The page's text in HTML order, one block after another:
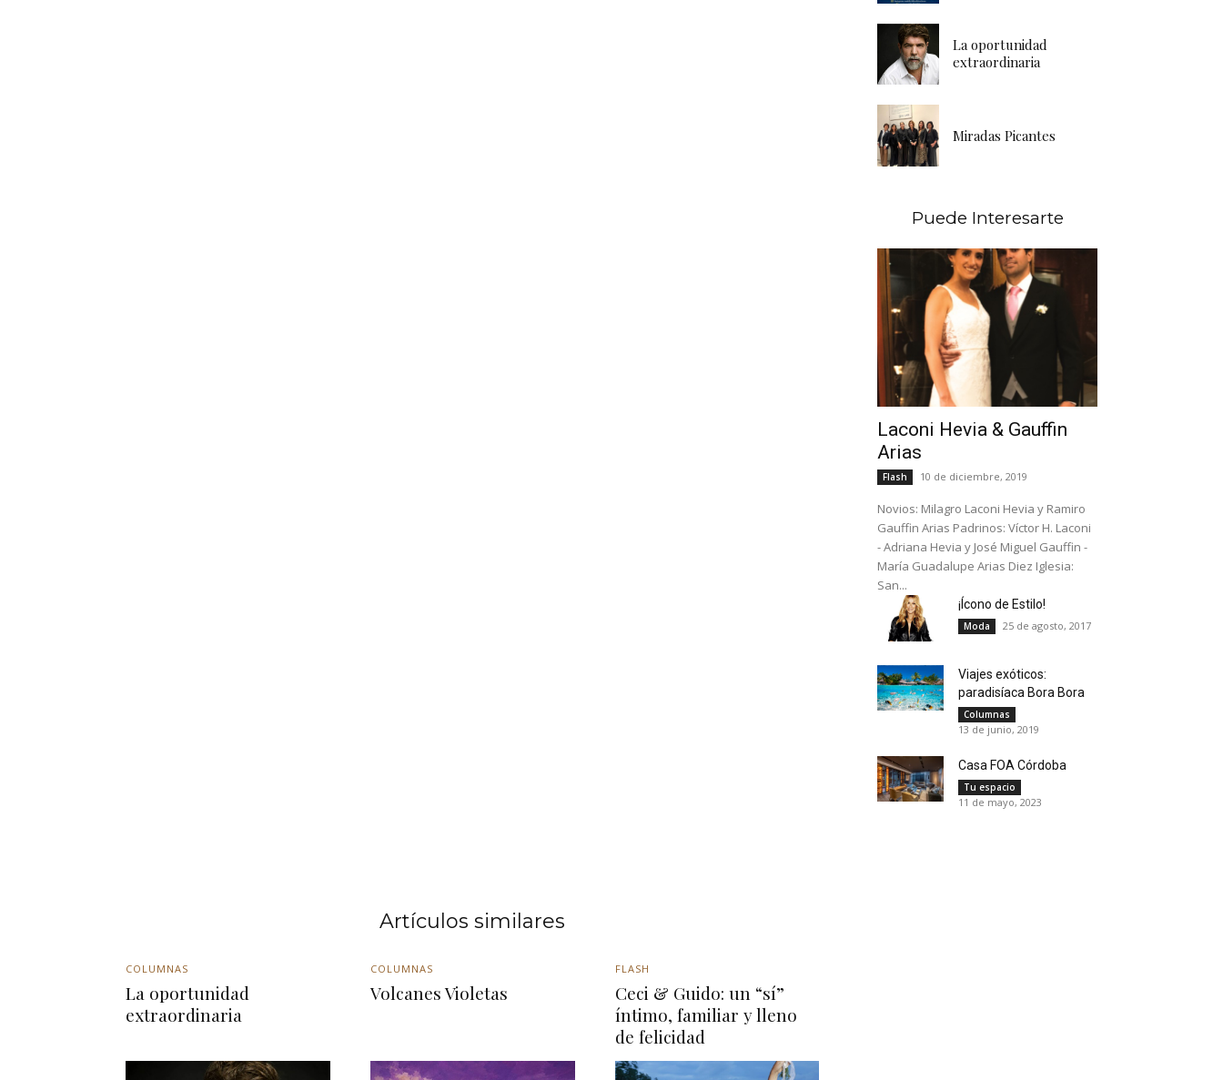
La oportunidad
extraordinaria
Miradas Picantes
Puede Interesarte
Laconi Hevia & Gauffin
Arias
Flash 10 de diciembre, 2019
Novios: Milagro Laconi Hevia y Ramiro
Gauffin Arias Padrinos: Víctor H. Laconi
- Adriana Hevia y José Miguel Gauffin -
María Guadalupe Arias Diez Iglesia:
San...
¡Ícono de Estilo!
Moda 25 de agosto, 2017
Viajes exóticos:
paradisíaca Bora Bora
Columnas
13 de junio, 2019
Casa FOA Córdoba
Tu espacio
11 de mayo, 2023
Artículos similares
COLUMNAS
La oportunidad
extraordinaria
COLUMNAS
Volcanes Violetas
FLASH
Ceci & Guido: un “sí”
íntimo, familiar y lleno
de felicidad